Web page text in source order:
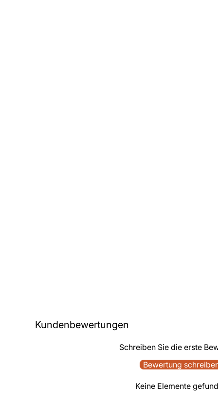
Kundenbewertungen
Schreiben Sie die erste
Bewertung
Keine Elemente